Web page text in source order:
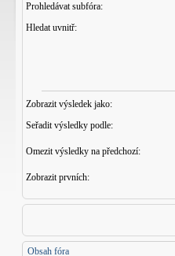
Prohledávat subfóra:
Hledat uvnitř:
Zobrazit výsledek jako:
Seřadit výsledky podle:
Omezit výsledky na předchozí:
Zobrazit prvních:
Obsah fóra